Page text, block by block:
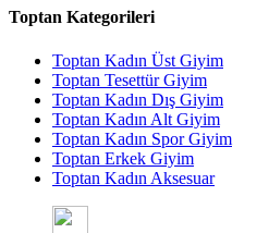
Toptan Kategorileri
Toptan Kadın Üst Giyim
Toptan Tesettür Giyim
Toptan Kadın Dış Giyim
Toptan Kadın Alt Giyim
Toptan Kadın Spor Giyim
Toptan Erkek Giyim
Toptan Kadın Aksesuar